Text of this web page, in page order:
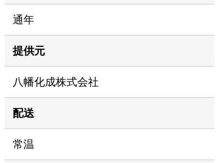
通年
提供元
八幡化成株式会社
配送
常温